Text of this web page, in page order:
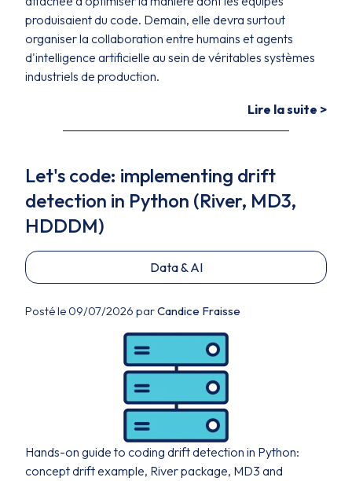
produisaient du code. Demain, elle devra surtout
organiser la collaboration entre humains et agents
d'intelligence artificielle au sein de véritables systèmes
industriels de production.
Lire la suite >
Let's code: implementing drift
detection in Python (River, MD3,
HDDDM)
Data & AI
Posté le 09/07/2026 parCandice Fraisse
Hands-on guide to coding drift detection in Python:
concept drift example, River package, MD3 and